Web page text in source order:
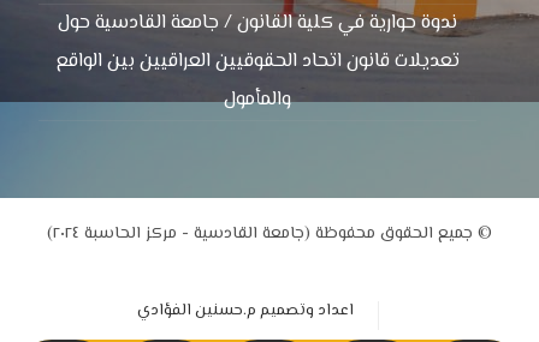
ندوة حوارية في كلية القانون / جامعة القادسية حول
تعديلات قانون اتحاد الحقوقيين العراقيين بين الواقع
والمأمول
© جميع الحقوق محفوظة (جامعة القادسية - مركز الحاسبة ٢٠٢٤)
اعداد وتصميم م.حسنين الفؤادي